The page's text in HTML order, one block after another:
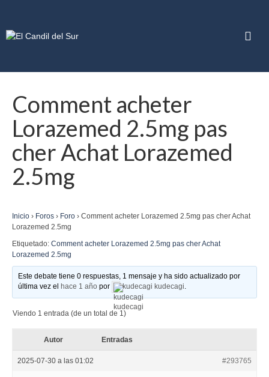
Comment acheter
Lorazemed 2.5mg pas
cher Achat Lorazemed
2.5mg
Inicio › Foros › Foro › Comment acheter Lorazemed 2.5mg pas cher Achat
Lorazemed 2.5mg
Etiquetado: Comment acheter Lorazemed 2.5mg pas cher Achat
Lorazemed 2.5mg
Este debate tiene 0 respuestas, 1 mensaje y ha sido actualizado por
última vez el
hace 1 año por kudecagi kudecagi.
Viendo 1 entrada (de un total de 1)
Autor Entradas
2025-07-30 a las 01:02 #293765